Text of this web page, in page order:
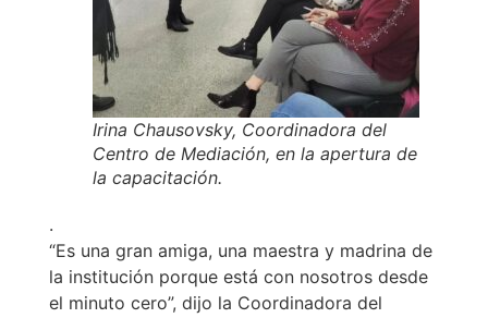
Irina Chausovsky, Coordinadora del
Centro de Mediación, en la apertura de
la capacitación.
.
“Es una gran amiga, una maestra y madrina de
la institución porque está con nosotros desde
el minuto cero”, dijo la Coordinadora del